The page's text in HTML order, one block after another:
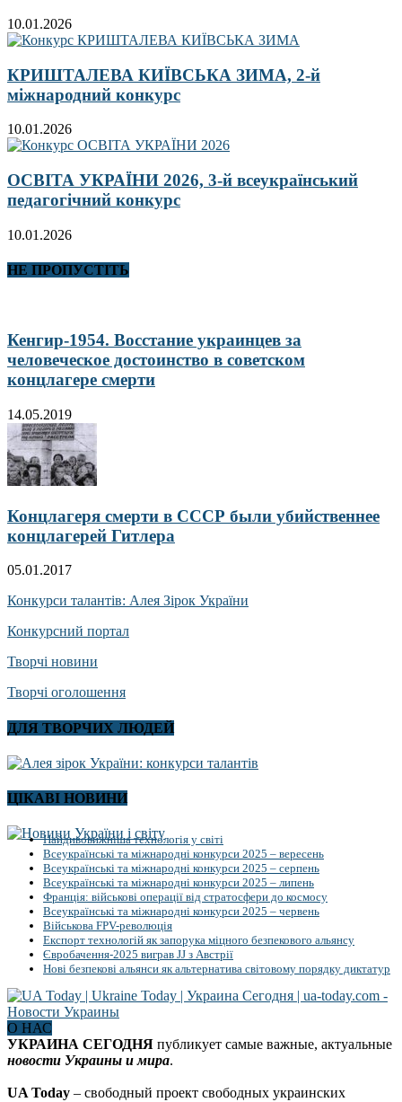
10.01.2026
КРИШТАЛЕВА КИЇВСЬКА ЗИМА, 2-й
міжнародний конкурс
10.01.2026
ОСВІТА УКРАЇНИ 2026, 3-й всеукраїнський
педагогічний конкурс
10.01.2026
НЕ ПРОПУСТІТЬ
Кенгир-1954. Восстание украинцев за
человеческое достоинство в советском
концлагере смерти
14.05.2019
Концлагеря смерти в СССР были убийственнее
концлагерей Гитлера
05.01.2017
Конкурси талантів: Алея Зірок України
Конкурсний портал
Творчі новини
Творчі оголошення
ДЛЯ ТВОРЧИХ ЛЮДЕЙ
ЦІКАВІ НОВИНИ
Найдивовижніша технологія у світі
Всеукраїнські та міжнародні конкурси 2025 – вересень
Всеукраїнські та міжнародні конкурси 2025 – серпень
Всеукраїнські та міжнародні конкурси 2025 – липень
Франція: військові операції від стратосфери до космосу
Всеукраїнські та міжнародні конкурси 2025 – червень
Військова FPV-революція
Експорт технологій як запорука міцного безпекового альянсу
Євробачення-2025 виграв JJ з Австрії
Нові безпекові альянси як альтернатива світовому порядку диктатур
О НАС
УКРАИНА СЕГОДНЯ публикует самые важные, актуальные
новости Украины и мира.
UA Today – свободный проект свободных украинских